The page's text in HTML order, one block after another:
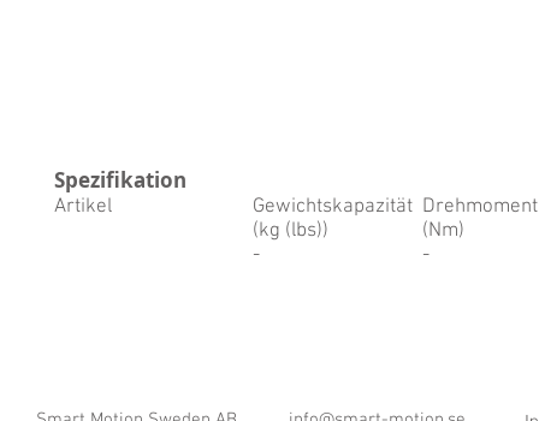
Spezifikation
Artikel
Gewichtskapazität
(kg (lbs))
-
Drehmoment
(Nm)
-